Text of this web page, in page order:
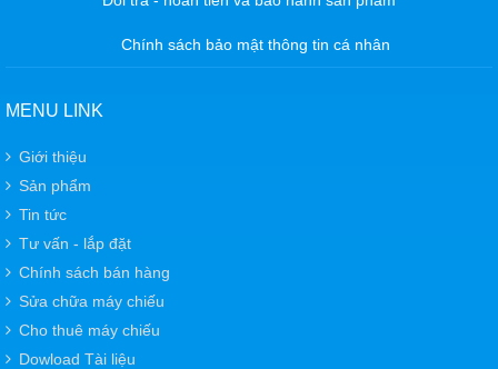
Chính sách bảo mật thông tin cá nhân
MENU LINK
Giới thiệu
Sản phẩm
Tin tức
Tư vấn - lắp đặt
Chính sách bán hàng
Sửa chữa máy chiếu
Cho thuê máy chiếu
Dowload Tài liệu